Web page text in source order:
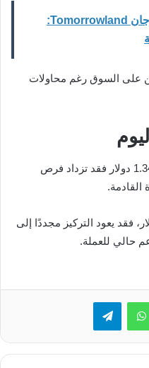
منصة KuCoin ومهرجان Tomorrowland:
على السوق رغم محاولات
إذا نجح السعر في تجاوز مستوى 1.3482 دولار فقد تزداد فرص
حال كسر مستوى 1.3330 دولار، فقد يعود التركيز مجددًا إلى
واتساب تيلقرام